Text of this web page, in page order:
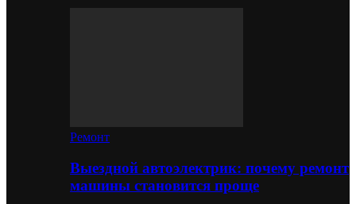
Ремонт
Выездной автоэлектрик: почему ремонт
машины становится проще